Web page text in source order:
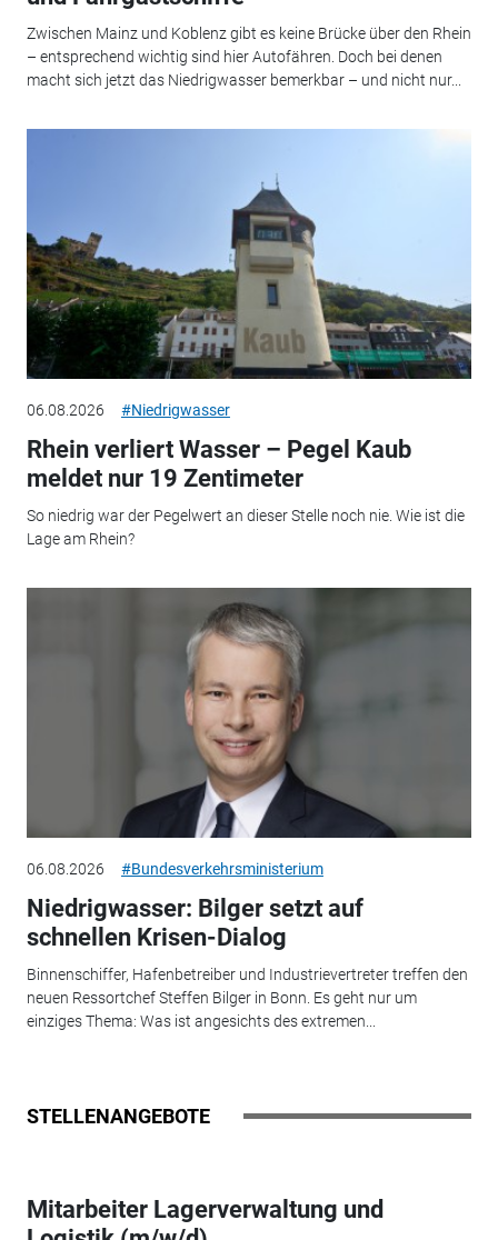
Zwischen Mainz und Koblenz gibt es keine Brücke über den Rhein
– entsprechend wichtig sind hier Autofähren. Doch bei denen
macht sich jetzt das Niedrigwasser bemerkbar – und nicht nur...
06.08.2026 #Niedrigwasser
Rhein verliert Wasser – Pegel Kaub
meldet nur 19 Zentimeter
So niedrig war der Pegelwert an dieser Stelle noch nie. Wie ist die
Lage am Rhein?
06.08.2026 #Bundesverkehrsministerium
Niedrigwasser: Bilger setzt auf
schnellen Krisen-Dialog
Binnenschiffer, Hafenbetreiber und Industrievertreter treffen den
neuen Ressortchef Steffen Bilger in Bonn. Es geht nur um
einziges Thema: Was ist angesichts des extremen...
STELLENANGEBOTE
Mitarbeiter Lagerverwaltung und